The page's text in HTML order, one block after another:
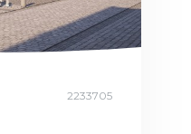
2233705